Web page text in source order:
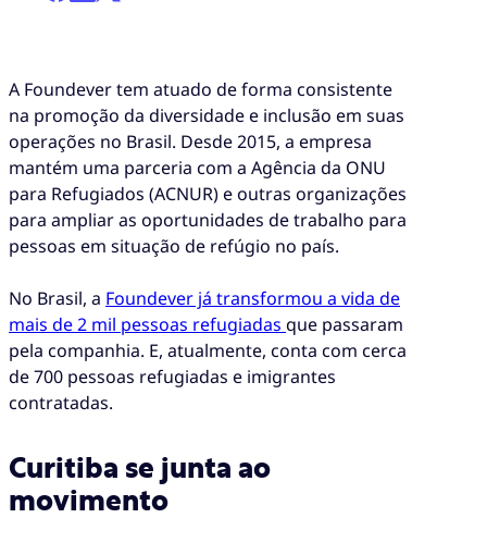
A Foundever tem atuado de forma consistente
na promoção da diversidade e inclusão em suas
operações no Brasil. Desde 2015, a empresa
mantém uma parceria com a Agência da ONU
para Refugiados (ACNUR) e outras organizações
para ampliar as oportunidades de trabalho para
pessoas em situação de refúgio no país.
No Brasil, a Foundever já transformou a vida de
mais de 2 mil pessoas refugiadas que passaram
pela companhia. E, atualmente, conta com cerca
de 700 pessoas refugiadas e imigrantes
contratadas.
Curitiba se junta ao
movimento